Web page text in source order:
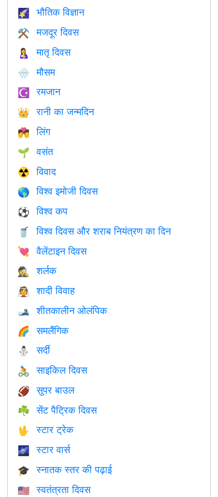
🌠 भौतिक विज्ञान
⚒️ मजदूर दिवस
🤱 मातृ दिवस
🌧 मौसम
☪️ रमजान
👑 रानी का जन्मदिन
💏 लिंग
🌱 वसंत
☢️ विवाद
🌎 विश्व इमोजी दिवस
⚽ विश्व कप
🥤 विश्व दिवस और शराब नियंत्रण का दिन
💘 वैलेंटाइन दिवस
🕵️ शर्लक
👰 शादी विवाह
🎿 शीतकालीन ओलंपिक
🌈 समलैंगिक
⛄ सर्दी
🚴 साइकिल दिवस
🏈 सुपर बाउल
☘️ सेंट पैट्रिक दिवस
🖖 स्टार ट्रेक
🌌 स्टार वार्स
🎓 स्नातक स्तर की पढ़ाई
🇺🇸 स्वतंत्रता दिवस